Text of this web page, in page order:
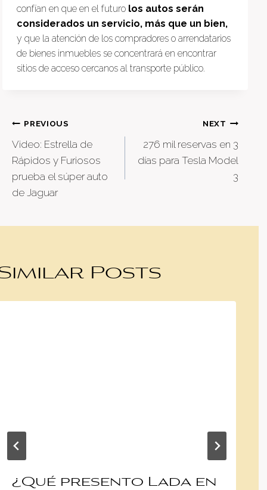
confían en que en el futuro los autos serán
considerados un servicio, más que un bien,
y que la atención de los compradores o arrendatarios
de bienes inmuebles se concentrará en encontrar
sitios de acceso cercanos al transporte público.
Post
navigation
PREVIOUS
Video: Estrella de
Rápidos y Furiosos
prueba el súper auto
de Jaguar
NEXT
276 mil reservas en 3
días para Tesla Model
3
Posts
¿Qué presento Lada en